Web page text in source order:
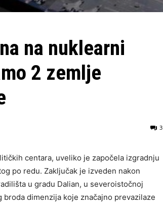
na nuklearni
2 zemlje
3
centara, uveliko je započela izgradnju
po redu. Zaključak je izveden nakon
u gradu Dalian, u severoistočnoj
dimenzija koje značajno prevazilaze